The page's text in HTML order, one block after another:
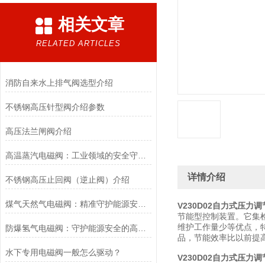
相关文章
RELATED ARTICLES
消防自来水上排气阀选型介绍
不锈钢高压针型阀介绍参数
高压法兰闸阀介绍
不锈钢高压止回阀（逆止阀）介绍
煤气天然气电磁阀：精准守护能源安全的“调控卫士”
水下专用电磁阀一般怎么驱动？
详情介绍
V230D02自力式压力调
节能型控制装置。它集
维护工作量少等优点，
品，节能效率比以前提
V230D02自力式压力调